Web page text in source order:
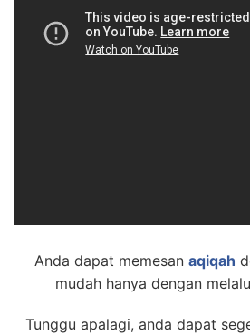
Anda dapat memesan aqiqah
mudah hanya dengan
Tunggu apalagi, anda dapat